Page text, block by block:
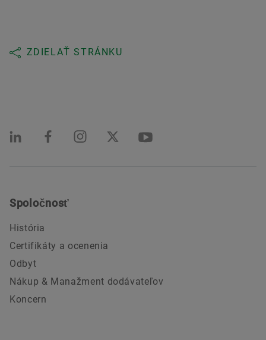
ZDIELAŤ STRÁNKU
Spoločnosť
História
Certifikáty a ocenenia
Odbyt
Nákup & Manažment dodávateľov
Koncern